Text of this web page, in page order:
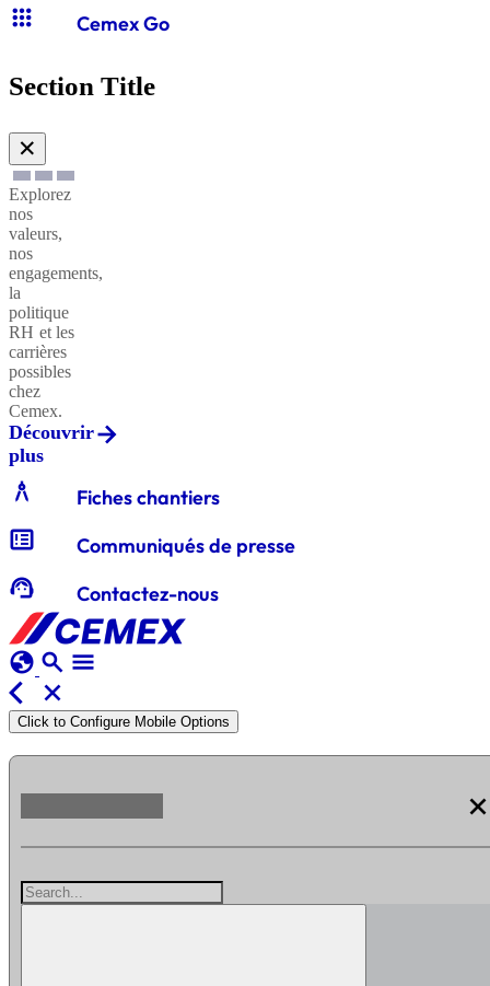
apps Cemex Go
Section Title
✕
Explorez
nos
valeurs,
nos
engagements,
la
politique
RH et les
carrières
possibles
chez
Cemex.
Découvrir
plus
architecture Fiches chantiers
breaking_news Communiqués de presse
support_agent Contactez-nous
globe search menu
arrow_back_ios
close
Click to Configure Mobile Options
close